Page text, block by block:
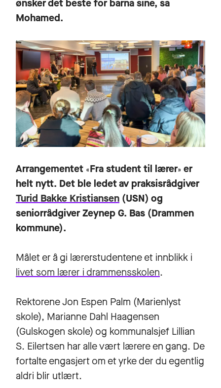
ønsker det beste for barna sine, sa
Mohamed.
Arrangementet «Fra student til lærer» er
helt nytt. Det ble ledet av praksisrådgiver
Turid Bakke Kristiansen (USN) og
seniorrådgiver Zeynep G. Bas (Drammen
kommune).
Målet er å gi lærerstudentene et innblikk i
livet som lærer i drammensskolen.
Rektorene Jon Espen Palm (Marienlyst
skole), Marianne Dahl Haagensen
(Gulskogen skole) og kommunalsjef Lillian
S. Eilertsen har alle vært lærere en gang. De
fortalte engasjert om et yrke der du egentlig
aldri blir utlært.